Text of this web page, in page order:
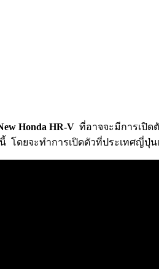
Honda HR-V ที่อาจจะมีการเปิด
โดยจะทำการเปิดตัวที่ประเทศญี่ปุ่